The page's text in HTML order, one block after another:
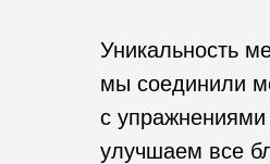
Уникальность
мы соединили
с
улучшаем все